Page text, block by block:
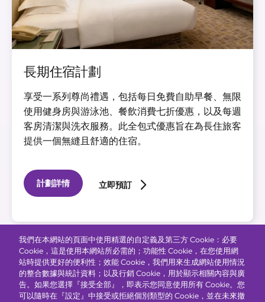
長期住宿計劃
享受一系列尊尚禮遇，包括每日免費自助早餐、無限
使用健身房與游泳池、餐飲消費七折優惠，以及每週
客房清潔與洗衣服務。此全包式優惠旨在為長住旅客
提供一個無縫且舒適的住宿。
計劃詳情 立即預訂
我們在本網站的頁面中使用精選的自定義及第三方 Cookie：必要
Cookie，這是使用本網站所必需的；功能性 Cookie，在您使用網
站時提供更好的便利性；效能 Cookie，我們用來生成網站使用情況
的整合數據與統計資料；以及行銷 Cookie，用於顯示相關內容與廣
告。如果您選擇『接受全部』，即表示您同意使用所有 Cookie。您
可以隨時在『設定』中接受或拒絕個別類型的 Cookie，並在未來撤